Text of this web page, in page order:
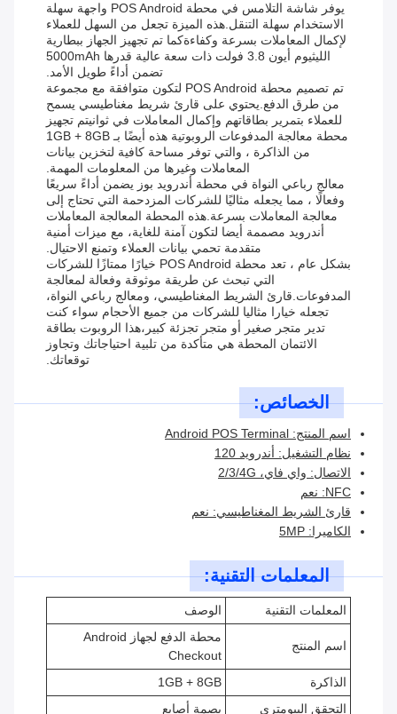
يوفر شاشة التلامس في محطة POS Android واجهة سهلة
الاستخدام سهلة التنقل.هذه الميزة تجعل من السهل للعملاء
لإكمال المعاملات بسرعة وكفاءةكما تم تجهيز الجهاز ببطارية
الليثيوم أيون 3.8 فولت ذات سعة عالية قدرها 5000mAh
تضمن أداءً طويل الأمد.
تم تصميم محطة POS Android لتكون متوافقة مع مجموعة
من طرق الدفع.يحتوي على قارئ شريط مغناطيسي يسمح
للعملاء بتمرير بطاقاتهم وإكمال المعاملات في ثوانيتم تجهيز
محطة معالجة المدفوعات الروبوتية هذه أيضًا بـ 1GB + 8GB
من الذاكرة ، والتي توفر مساحة كافية لتخزين بيانات
المعاملات وغيرها من المعلومات المهمة.
معالج رباعي النواة في محطة أندرويد بوز يضمن أداءً سريعًا
وفعالًا ، مما يجعله مثاليًا للشركات المزدحمة التي تحتاج إلى
معالجة المعاملات بسرعة.هذه المحطة المعالجة المعاملات
أندرويد مصممة أيضا لتكون آمنة للغاية، مع ميزات أمنية
متقدمة تحمي بيانات العملاء وتمنع الاحتيال.
بشكل عام ، تعد محطة POS Android خيارًا ممتازًا للشركات
التي تبحث عن طريقة موثوقة وفعالة لمعالجة
المدفوعات.قارئ الشريط المغناطيسي، ومعالج رباعي النواة،
تجعله خيارا مثاليا للشركات من جميع الأحجام سواء كنت
تدير متجر صغير أو متجر تجزئة كبير،هذا الروبوت بطاقة
الائتمان المحطة هي متأكدة من تلبية احتياجاتك وتجاوز
توقعاتك.
الخصائص:
اسم المنتج: Android POS Terminal
نظام التشغيل: أندرويد 120
الاتصال: واي فاي، 2/3/4G
NFC: نعم
قارئ الشريط المغناطيسي: نعم
الكاميرا: 5MP
المعلمات التقنية:
المعلمات التقنية الوصف
اسم المنتج
محطة الدفع لجهاز Android
Checkout
الذاكرة
1GB + 8GB
التحقق البيومتري
بصمة أصابع